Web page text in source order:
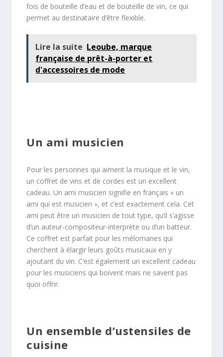
fois de bouteille d’eau et de bouteille de vin, ce qui
permet au destinataire d’être flexible.
Lire la suite Leoube, marque
française de prêt-à-porter et
d'accessoires de mode
Un ami musicien
Pour les personnes qui aiment la musique et le vin,
un coffret de vins et de cordes est un excellent
cadeau. Un ami musicien signifie en français « un
ami qui est musicien », et c’est exactement cela. Cet
ami peut être un musicien de tout type, qu’il s’agisse
d’un auteur-compositeur-interprète ou d’un batteur.
Ce coffret est parfait pour les mélomanes qui
cherchent à élargir leurs goûts musicaux en y
ajoutant du vin. C’est également un excellent cadeau
pour les musiciens qui boivent mais ne savent pas
quoi offrir.
Un ensemble d’ustensiles de
cuisine